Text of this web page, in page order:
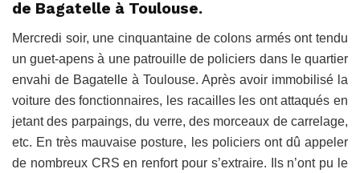
de ‎Bagatelle à Toulouse.
Mercredi soir, une cinquantaine de colons armés ont tendu
un guet-apens à une patrouille de policiers dans le quartier
envahi de Bagatelle à Toulouse. Après avoir immobilisé la
voiture des fonctionnaires, les racailles les ont attaqués en
jetant des parpaings, du verre, des morceaux de carrelage,
etc. En très mauvaise posture, les policiers ont dû appeler
de nombreux CRS en renfort pour s’extraire. Ils n’ont pu le